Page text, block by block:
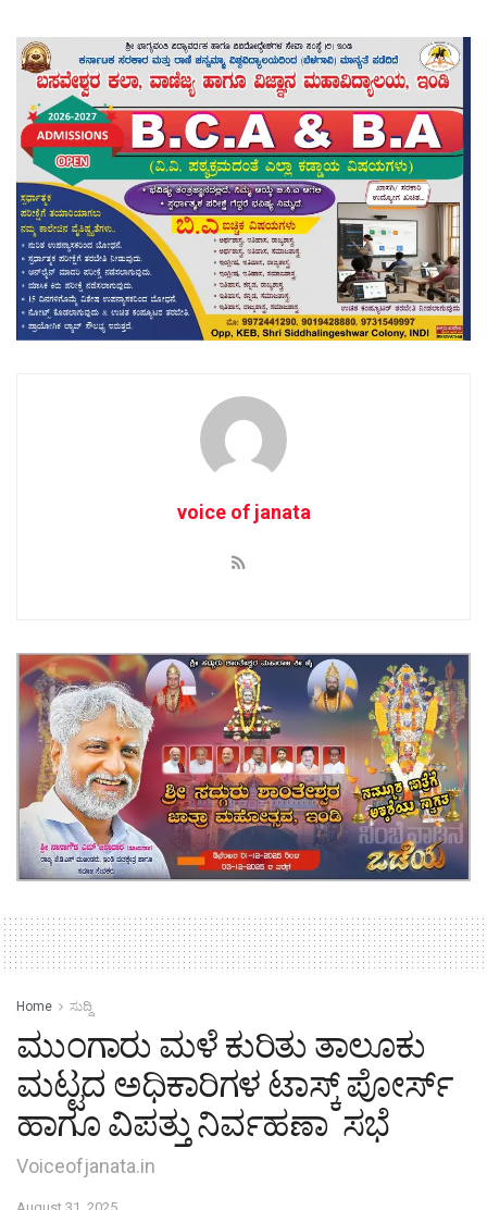
voice of janata
Home ಸುದ್ದಿ
ಮುಂಗಾರು ಮಳೆ ಕುರಿತು ತಾಲೂಕು
ಮಟ್ಟದ ಅಧಿಕಾರಿಗಳ ಟಾಸ್ಕ್ ಪೋರ್ಸ್
ಹಾಗೂ ವಿಪತ್ತು ನಿರ್ವಹಣಾ ಸಭೆ
Voiceofjanata.in